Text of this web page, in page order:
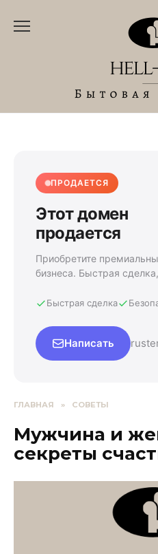
ПРОДАЕТСЯ
Этот домен
продается
Приобретите
бизнеса. Быстрая
Быстрая сделка
Написать
ГЛАВНАЯ » СОВЕТЫ
Мужчина и
секреты